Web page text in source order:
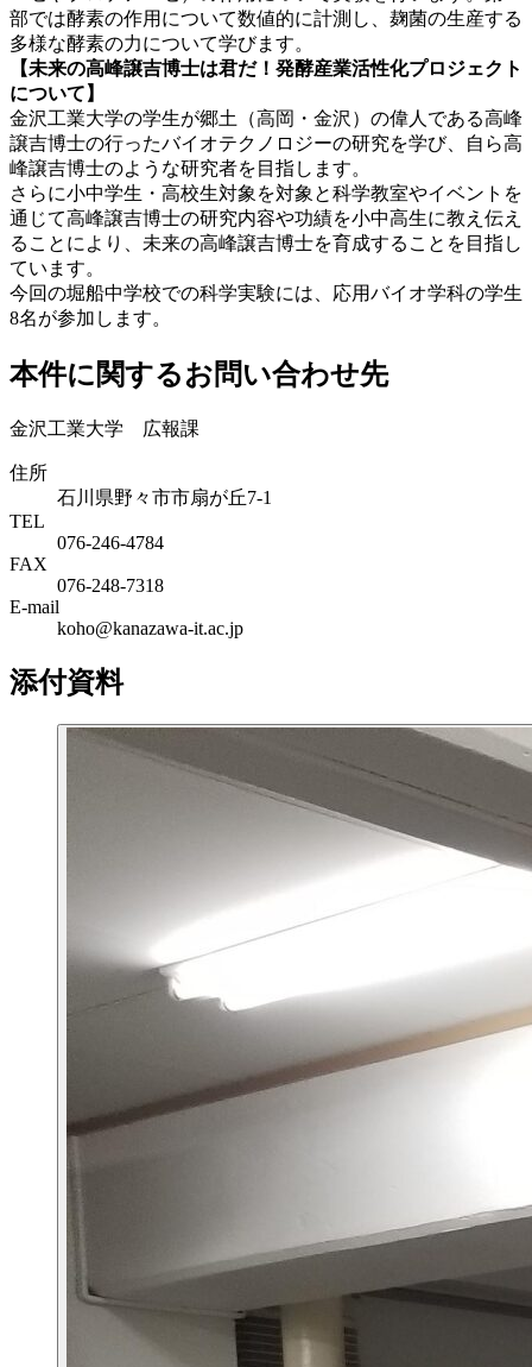
部では酵素の作用について数値的に計測し、麹菌の生産する
多様な酵素の力について学びます。
【未来の高峰譲吉博士は君だ！発酵産業活性化プロジェクト
について】
金沢工業大学の学生が郷土（高岡・金沢）の偉人である高峰
譲吉博士の行ったバイオテクノロジーの研究を学び、自ら高
峰譲吉博士のような研究者を目指します。
さらに小中学生・高校生対象を対象と科学教室やイベントを
通じて高峰譲吉博士の研究内容や功績を小中高生に教え伝え
ることにより、未来の高峰譲吉博士を育成することを目指し
ています。
今回の堀船中学校での科学実験には、応用バイオ学科の学生
8名が参加します。
本件に関するお問い合わせ先
金沢工業大学 広報課
住所
石川県野々市市扇が丘7-1
TEL
076-246-4784
FAX
076-248-7318
E-mail
koho@kanazawa-it.ac.jp
添付資料